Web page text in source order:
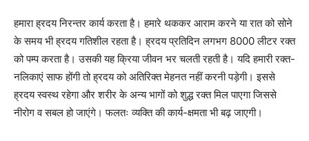
हमारा ह्रदय निरन्तर कार्य करता है। हमारे थककर आराम करने या रात को सोने
के समय भी ह्रदय गतिशील रहता है। ह्रदय प्रतिदिन लगभग 8000 लीटर रक्त
को पम्प करता है। उसकी यह क्रिया जीवन भर चलती रहती है। यदि हमारी रक्त-
नलिकाएं साफ होंगी तो ह्रदय को अतिरिक्त मेहनत नहीं करनी पड़ेगी। इससे
ह्रदय स्वस्थ रहेगा और शरीर के अन्य भागों को शुद्ध रक्त मिल पाएगा जिससे
नीरोग व सबल हो जाएंगे। फलतः व्यक्ति की कार्य-क्षमता भी बढ़ जाएगी।